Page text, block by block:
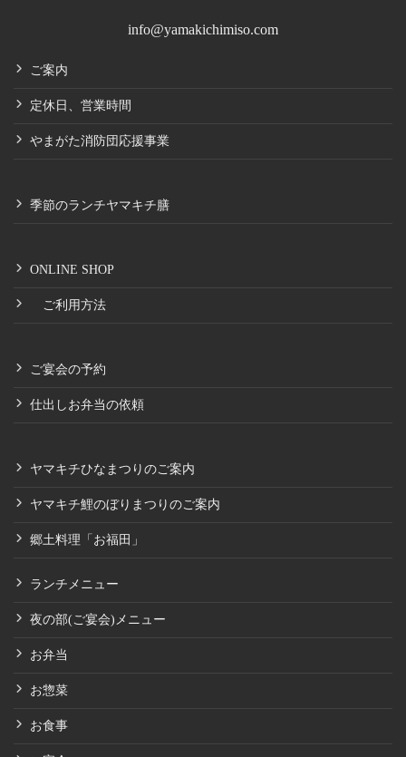
info@yamakichimiso.com
ご案内
定休日、営業時間
やまがた消防団応援事業
季節のランチヤマキチ膳
ONLINE SHOP
ご利用方法
ご宴会の予約
仕出しお弁当の依頼
ヤマキチひなまつりのご案内
ヤマキチ鯉のぼりまつりのご案内
郷土料理「お福田」
ランチメニュー
夜の部(ご宴会)メニュー
お弁当
お惣菜
お食事